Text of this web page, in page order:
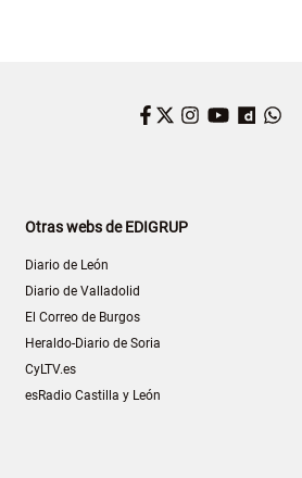
Facebook
Twitter
Instagram
YouTube
Otras webs de EDIGRUP
Diario de León
Diario de Valladolid
El Correo de Burgos
Heraldo-Diario de Soria
CyLTV.es
esRadio Castilla y León